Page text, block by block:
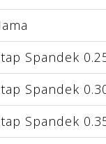
Spandek
Spandek
Spandek